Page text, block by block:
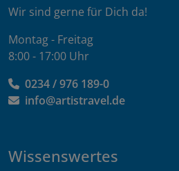
Wir sind gerne für Dich da!
Montag - Freitag
8:00 - 17:00 Uhr
0234 / 976 189-0
info@artistravel.de
Wissenswertes